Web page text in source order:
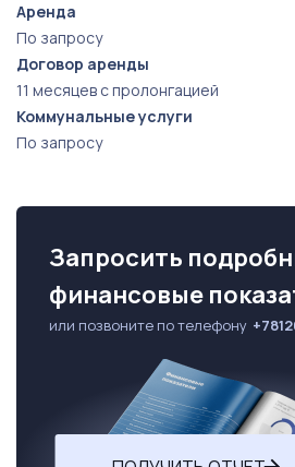
Аренда
По запросу
Договор аренды
11 месяцев с пролонгацией
Коммунальные услуги
По запросу
Запросить
финансовые
или позвоните по телефону